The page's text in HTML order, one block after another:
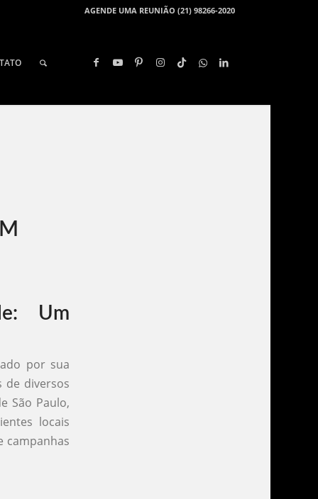
AGENDE UMA REUNIÃO (21) 98266-2020
Um
por sua
de diversos
São Paulo,
locais
campanhas